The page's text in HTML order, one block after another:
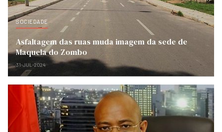
SOCIEDADE
Asfaltagem das ruas muda imagem da sede de
Maquela do Zombo
31-JUL-2024